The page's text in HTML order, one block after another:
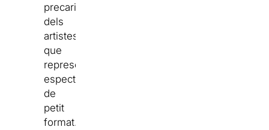
precarització
dels
artistes
que
representen
espectacles
de
petit
format.